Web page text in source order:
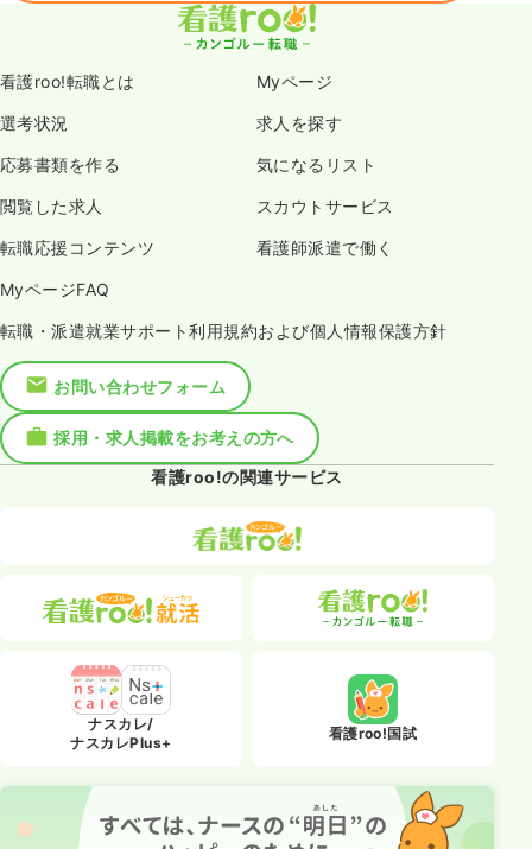
看護roo!転職とは Myページ
選考状況 求人を探す
応募書類を作る 気になるリスト
閲覧した求人 スカウトサービス
転職応援コンテンツ 看護師派遣で働く
MyページFAQ
転職・派遣就業サポート利用規約および個人情報保護方針
お問い合わせフォーム
採用・求人掲載をお考えの方へ
看護roo!の関連サービス
ナスカレ/
ナスカレPlus+
看護roo!国試